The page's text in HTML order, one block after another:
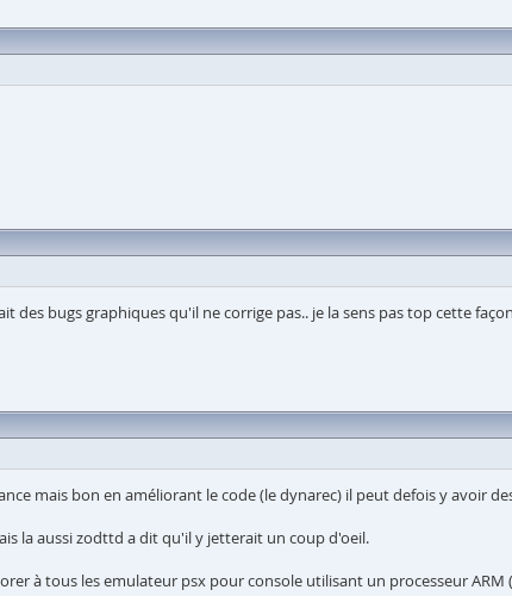
bugs graphiques qu'il ne corrige pas.. je la sens pas top cette
mais bon en améliorant le code (le dynarec) il peut defois y avoir
la aussi zodttd a dit qu'il y jetterait un coup d'oeil.
à tous les emulateur psx pour console utilisant un processeur ARM